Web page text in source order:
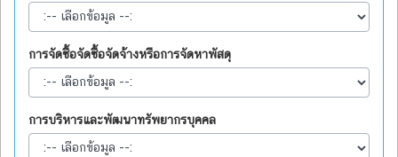
การจัดซื้อจัดซื้อจัดจ้างหรือการจัดหาพัสดุ
การบริหารและพัฒนาทรัพยากรบุคคล